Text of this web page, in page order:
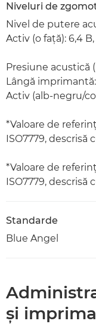
Niveluri de
Nivel de putere
Activ (o faţă): 6,4 B,
Presiune acustică
Lângă
Activ (alb-negru/
*Valoare de
ISO7779, descrisă
*Valoare de
ISO7779, descrisă
Standarde
Blue Angel
şi